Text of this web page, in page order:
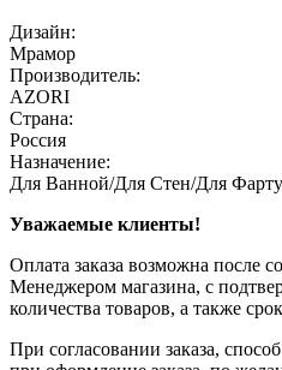
Дизайн:
Мрамор
Производитель:
AZORI
Страна:
Россия
Назначение:
Для Ванной/Для Стен/Для
Уважаемые клиенты!
Оплата заказа возможна после
Менеджером магазина, с
количества товаров, а также
При согласовании заказа,